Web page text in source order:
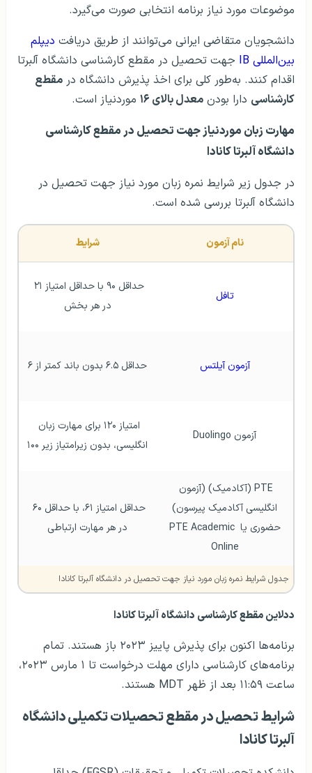
موضوعات مورد نیاز برنامه انتخابی صورت می‌گیرد.
دانشجویان متقاضی ایرانی می‌توانند از طریق دریافت دیپلم
بین‌المللی IB
جهت تحصیل در مقطع کارشناسی دانشگاه آلبرتا
اقدام کنند. به‌طور کلی برای اخذ پذیرش دانشگاه در مقطع
کارشناسی دارا بودن معدل بالای ۱۶
موردنیاز است.
مهارت زبان موردنیاز جهت تحصیل در مقطع کارشناسی
دانشگاه آلبرتا کانادا
در جدول زیر شرایط نمره زبان مورد نیاز جهت تحصیل در
دانشگاه آلبرتا بررسی شده است.
نام آزمون شرایط
تافل
در هر بخش
آزمون آیلتس حداقل ۶.۵ بدون باند کمتر از ۶
آزمون Duolingo
انگلیسی، بدون زیرامتیاز زیر ۱۰۰
انگلیسی آکادمیک پیرسون)
حضوری یا PTE Academic
Online
در هر مهارت ارتباطی
جدول شرایط نمره زبان مورد نیاز جهت تحصیل در دانشگاه آلبرتا کانادا
ددلاین مقطع کارشناسی دانشگاه آلبرتا کانادا
برنامه‌ها اکنون برای پذیرش پاییز ۲۰۲۳ باز هستند. تمام
برنامه‌های کارشناسی دارای مهلت درخواست تا ۱ مارس ۲۰۲۳،
ساعت ۱۱:۵۹ بعد از ظهر MDT هستند.
شرایط تحصیل در مقطع تحصیلات تکمیلی دانشگاه
آلبرتا کانادا